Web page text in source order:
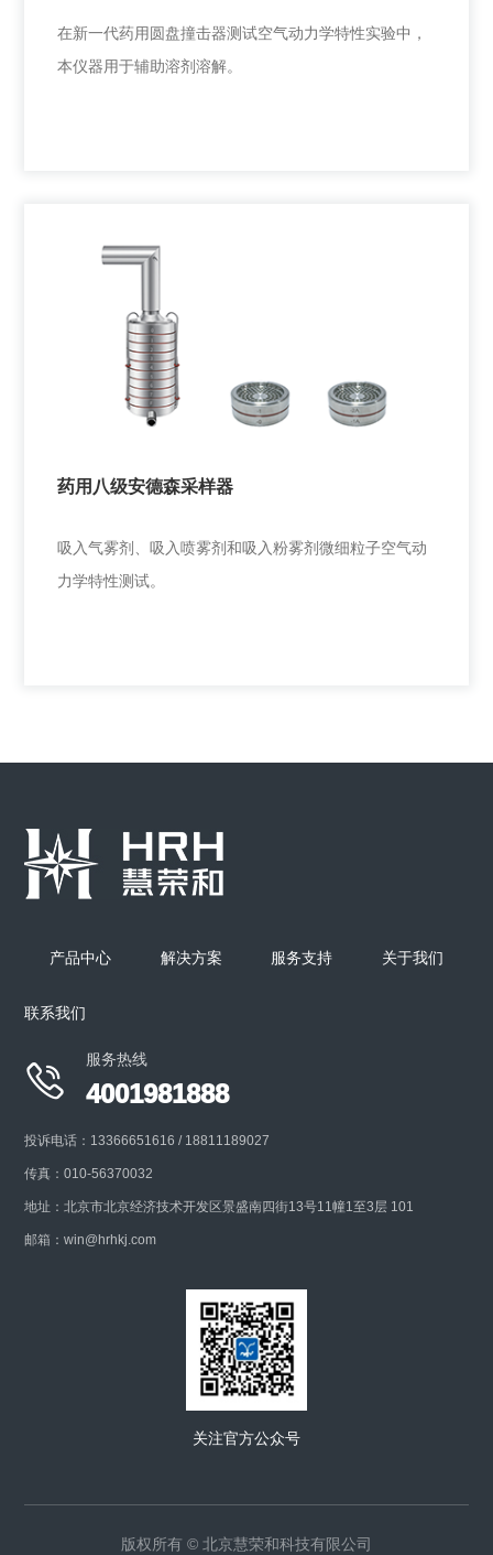
在新一代药用圆盘撞击器测试空气动力学特性实验中，
本仪器用于辅助溶剂溶解。
全自动智能洗盘装置
在新一代药用圆盘撞击器测试空气动力学特性实验中，
本仪器用于辅助溶剂溶解。
药用八级安德森采样器
吸入气雾剂、吸入喷雾剂和吸入粉雾剂微细粒子空气动
力学特性测试。
药用八级安德森采样器
产品中心 解决方案 服务支持 关于我们
联系我们

服务热线
4001981888
投诉电话：13366651616 / 18811189027
传真：010-56370032
地址：北京市北京经济技术开发区景盛南四街13号11幢1至3层 101
邮箱：win@hrhkj.com
关注官方公众号
版权所有 © 北京慧荣和科技有限公司